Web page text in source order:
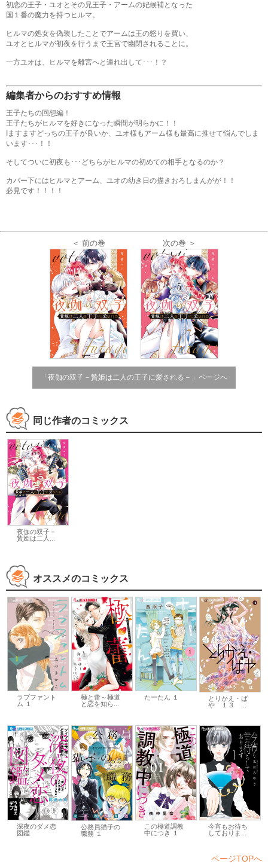
初恋の王子・ユオとその兄王子・アームの妃候補となった
国１番の魔力を持つヒルマ。
ヒルマの処女を偽装したことでアームは王の怒りを買い、
ユオとヒルマが初夜を行うまで王宮で幽閉されることに。
一方ユオは、ヒルマを離宮へと連れ出して･･･！？
編集者からのおすすめ情報
王子たちの回想編！
王子たちがヒルマを好きになった瞬間が明らかに！！
Iますますどっちの王子が良いか、ユオ様もアーム様も最高に推せて悩んでしま
います･･･！！
そしてついに初夜も･･･どちらがヒルマの初めての相手となるのか？
カバー下にはヒルマとアーム、ユオの幼き日の描きおろしまんがが！！
必見です！！！！
＜ 前の巻 次の巻 ＞
「夜伽の双子－贄姫は二人の王子に愛される－」ページへ
同じ作者のコミックス
夜伽の双子－
贄姫は二人...
オススメのコミックス
ラブファント
ム １
極と蕾～極道
と恋を知ら...
たーたん １
とりかえ・ば
や １３ ...
深夜のダメ恋
図鑑
公務員猫子の
職務 １
この極道調教
中につき １
今宵もお待ち
しておりま...
ページTOPへ